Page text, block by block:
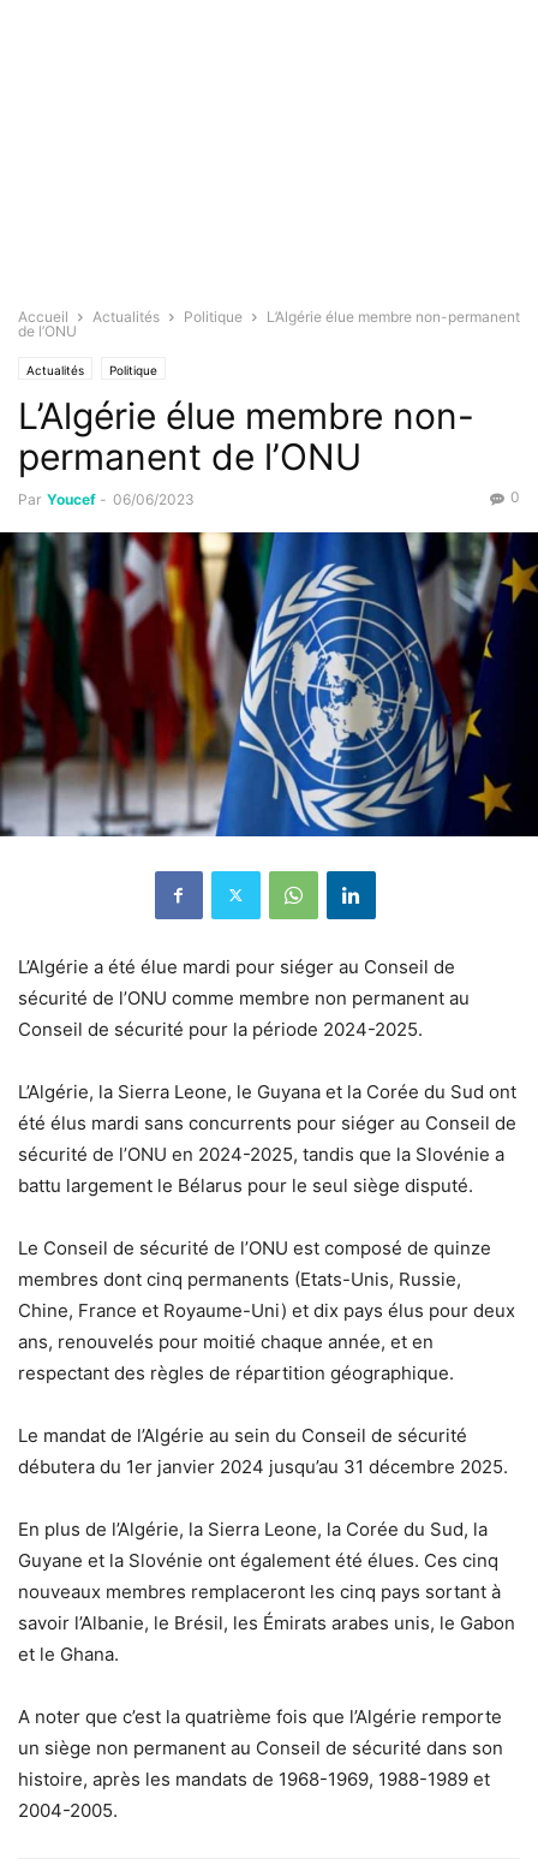
Accueil Actualités Politique
L’Algérie élue membre non-permanent
de l’ONU
Actualités Politique
L’Algérie élue membre non-
permanent de l’ONU
Par Youcef - 06/06/2023 0
L’Algérie a été élue mardi pour siéger au Conseil de
sécurité de l’ONU comme membre non permanent au
Conseil de sécurité pour la période 2024-2025.
L’Algérie, la Sierra Leone, le Guyana et la Corée du Sud ont
été élus mardi sans concurrents pour siéger au Conseil de
sécurité de l’ONU en 2024-2025, tandis que la Slovénie a
battu largement le Bélarus pour le seul siège disputé.
Le Conseil de sécurité de l’ONU est composé de quinze
membres dont cinq permanents (Etats-Unis, Russie,
Chine, France et Royaume-Uni) et dix pays élus pour deux
ans, renouvelés pour moitié chaque année, et en
respectant des règles de répartition géographique.
Le mandat de l’Algérie au sein du Conseil de sécurité
débutera du 1er janvier 2024 jusqu’au 31 décembre 2025.
En plus de l’Algérie, la Sierra Leone, la Corée du Sud, la
Guyane et la Slovénie ont également été élues. Ces cinq
nouveaux membres remplaceront les cinq pays sortant à
savoir l’Albanie, le Brésil, les Émirats arabes unis, le Gabon
et le Ghana.
A noter que c’est la quatrième fois que l’Algérie remporte
un siège non permanent au Conseil de sécurité dans son
histoire, après les mandats de 1968-1969, 1988-1989 et
2004-2005.